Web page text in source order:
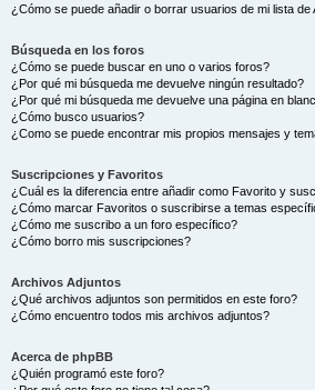
¿Cómo se puede añadir o borrar usuarios de mi lista de
Búsqueda en los foros
¿Cómo se puede buscar en uno o varios foros?
¿Por qué mi búsqueda me devuelve ningún resultado?
¿Por qué mi búsqueda me devuelve una página en
¿Cómo busco usuarios?
¿Como se puede encontrar mis propios mensajes y
Suscripciones y Favoritos
¿Cuál es la diferencia entre añadir como Favorito y
¿Cómo marcar Favoritos o suscribirse a temas
¿Cómo me suscribo a un foro específico?
¿Cómo borro mis suscripciones?
Archivos Adjuntos
¿Qué archivos adjuntos son permitidos en este foro?
¿Cómo encuentro todos mis archivos adjuntos?
Acerca de phpBB
¿Quién programó este foro?